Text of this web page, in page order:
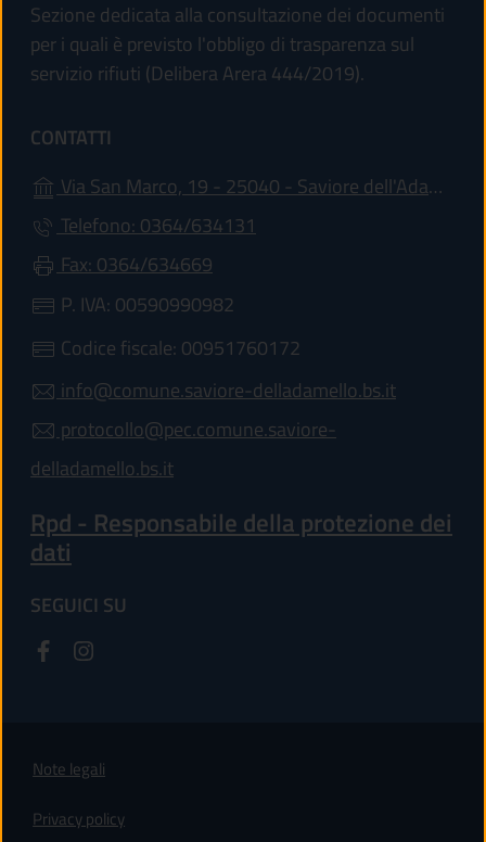
Sezione dedicata alla consultazione dei documenti
per i quali è previsto l'obbligo di trasparenza sul
servizio rifiuti (Delibera Arera 444/2019).
CONTATTI
Via San Marco, 19 - 25040 - Saviore dell'Adamello (BS)
Telefono: 0364/634131
Fax: 0364/634669
P. IVA: 00590990982
Codice fiscale: 00951760172
info@comune.saviore-delladamello.bs.it
protocollo@pec.comune.saviore-
delladamello.bs.it
Rpd - Responsabile della protezione dei
dati
SEGUICI SU
Note legali
Privacy policy